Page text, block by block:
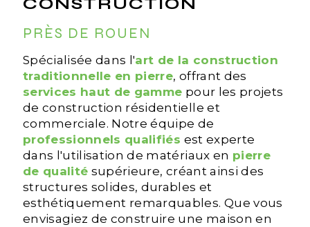
PRÈS DE ROUEN
Spécialisée dans l'art de la construction
traditionnelle en pierre, offrant des
services haut de gamme pour les projets
de construction résidentielle et
commerciale. Notre équipe de
professionnels qualifiés est experte
dans l'utilisation de matériaux en pierre
de qualité supérieure, créant ainsi des
structures solides, durables et
esthétiquement remarquables. Que vous
envisagiez de construire une maison en